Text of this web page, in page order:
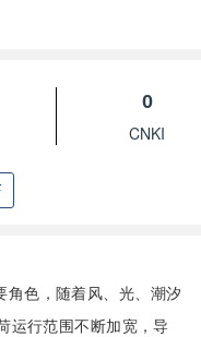
0
CNKI
色，随着风、光、潮汐
运行范围不断加宽，导